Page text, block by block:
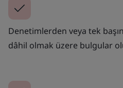
Denetimlerden veya tek
dâhil olmak üzere bulgular